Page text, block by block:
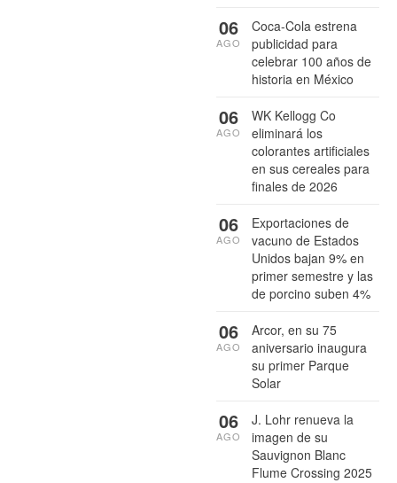
Coca-Cola estrena
publicidad para
celebrar 100 años de
historia en México
06
AGO
WK Kellogg Co
eliminará los
colorantes artificiales
en sus cereales para
finales de 2026
06
AGO
Exportaciones de
vacuno de Estados
Unidos bajan 9% en
primer semestre y las
de porcino suben 4%
06
AGO
Arcor, en su 75
aniversario inaugura
su primer Parque
Solar
06
AGO
J. Lohr renueva la
imagen de su
Sauvignon Blanc
Flume Crossing 2025
06
AGO